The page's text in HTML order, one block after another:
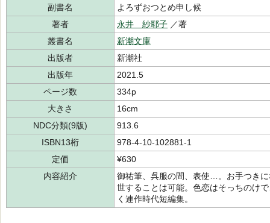
副書名
よろずおつとめ申し候
著者
永井 紗耶子 ／著
叢書名
新潮文庫
出版者
新潮社
出版年
2021.5
ページ数
334p
大きさ
16cm
NDC分類(9版)
913.6
ISBN13桁
978-4-10-102881-1
定価
¥630
内容紹介
御祐筆、呉服の間、表使…。お手つき
世することは可能。色恋はそっちのけ
く連作時代短編集。